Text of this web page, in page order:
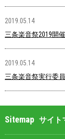
2019.05.14
三条楽音祭2019開
2019.05.14
三条楽音祭実行委
Sitemap サイト